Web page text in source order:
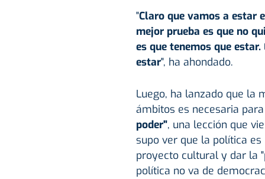
"Claro que vamos a estar
mejor prueba es que no
es que tenemos que
estar", ha ahondado.
Luego, ha lanzado que la
ámbitos es necesaria
poder", una lección que
supo ver que la política
proyecto cultural y dar la
política no va de